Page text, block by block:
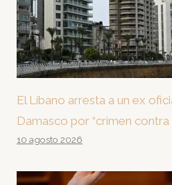
El Líbano arresta a un ex
Damasco por “crimen contra
10 agosto 2026